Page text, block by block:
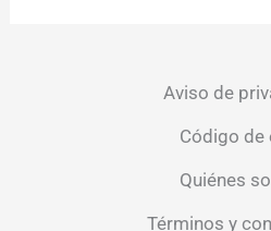
Aviso de
Código de
Quiénes
Términos y